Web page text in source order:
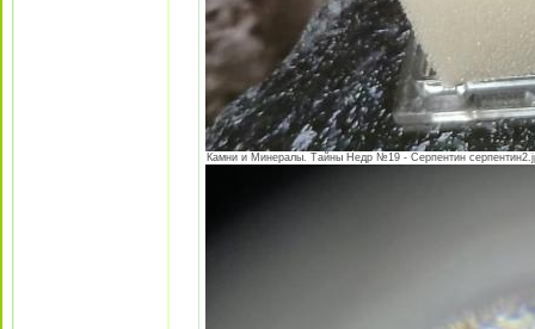
Камни и Минералы. Тайны Недр №19 - Серпентин